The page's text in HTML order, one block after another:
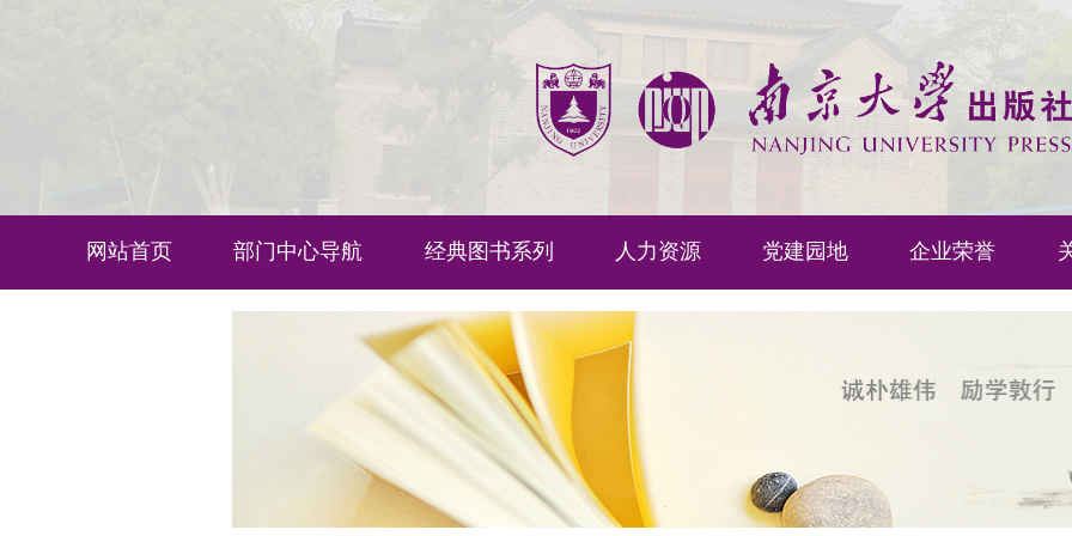
网站首页 部门中心导航 经典图书系列 人力资源 党建园地 企业荣誉